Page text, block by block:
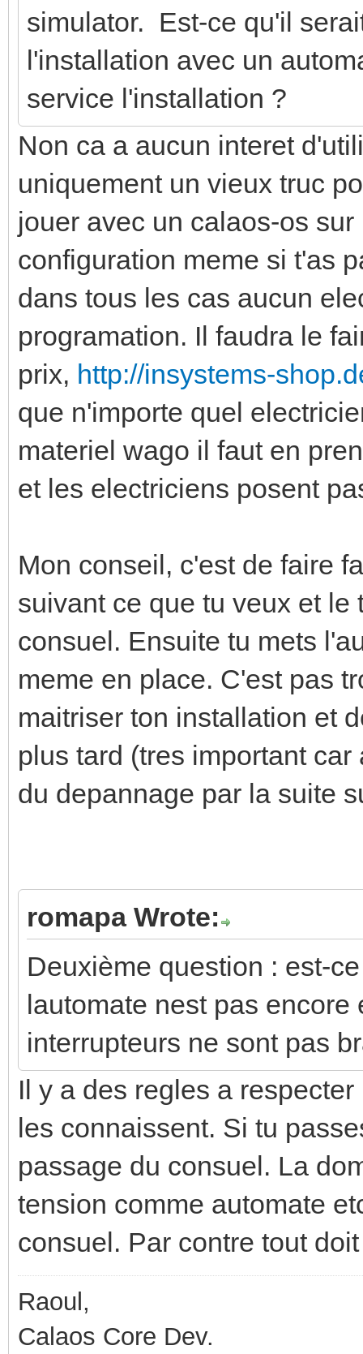
simulator. Est-ce qu'il
l'installation avec un
service l'installation ?
Non ca a aucun interet
uniquement un vieux truc
jouer avec un calaos-os
configuration meme si t'as
dans tous les cas aucun
programation. Il faudra le
prix, http://insystems-
que n'importe quel
materiel wago il faut en
et les electriciens posent
Mon conseil, c'est de faire
suivant ce que tu veux et
consuel. Ensuite tu mets
meme en place. C'est pas
maitriser ton installation et
plus tard (tres important
du depannage par la suite
romapa Wrote:
Deuxième question : est-
lautomate nest pas
interrupteurs ne sont pas
Il y a des regles a
les connaissent. Si tu
passage du consuel. La
tension comme automate
consuel. Par contre tout
Raoul,
Calaos Core Dev.